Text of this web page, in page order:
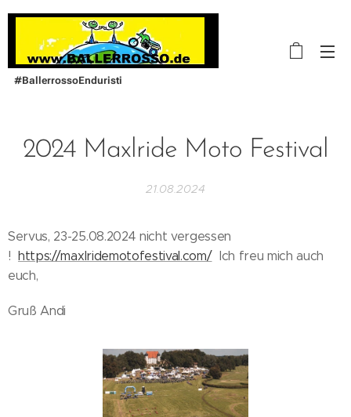
#BallerrossoEnduristi
2024 Maxlride Moto Festival
21.08.2024
Servus, 23-25.08.2024 nicht vergessen
!https://maxlridemotofestival.com/Ich freu mich auch
euch,
Gruß Andi